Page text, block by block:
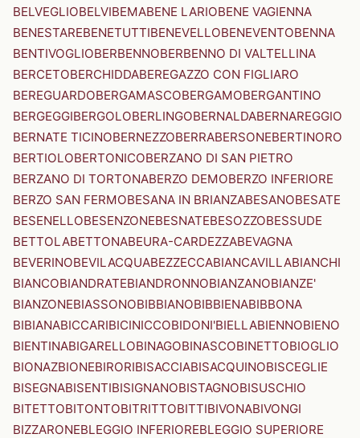
BELVEGLIOBELVIBEMABENE LARIOBENE VAGIENNA
BENESTAREBENETUTTIBENEVELLOBENEVENTOBENNA
BENTIVOGLIOBERBENNOBERBENNO DI VALTELLINA
BERCETOBERCHIDDABEREGAZZO CON FIGLIARO
BEREGUARDOBERGAMASCOBERGAMOBERGANTINO
BERGEGGIBERGOLOBERLINGOBERNALDABERNAREGGIO
BERNATE TICINOBERNEZZOBERRABERSONEBERTINORO
BERTIOLOBERTONICOBERZANO DI SAN PIETRO
BERZANO DI TORTONABERZO DEMOBERZO INFERIORE
BERZO SAN FERMOBESANA IN BRIANZABESANOBESATE
BESENELLOBESENZONEBESNATEBESOZZOBESSUDE
BETTOLABETTONABEURA-CARDEZZABEVAGNA
BEVERINOBEVILACQUABEZZECCABIANCAVILLABIANCHI
BIANCOBIANDRATEBIANDRONNOBIANZANOBIANZE'
BIANZONEBIASSONOBIBBIANOBIBBIENABIBBONA
BIBIANABICCARIBICINICCOBIDONI'BIELLABIENNOBIENO
BIENTINABIGARELLOBINAGOBINASCOBINETTOBIOGLIO
BIONAZBIONEBIRORIBISACCIABISACQUINOBISCEGLIE
BISEGNABISENTIBISIGNANOBISTAGNOBISUSCHIO
BITETTOBITONTOBITRITTOBITTIBIVONABIVONGI
BIZZARONEBLEGGIO INFERIOREBLEGGIO SUPERIORE